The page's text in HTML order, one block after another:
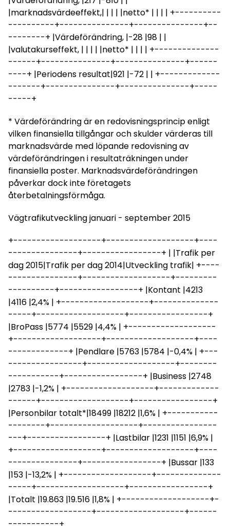
|marknadsvärdeeffekt,| | | | |netto* | | | | +----------
----------+---------------+---------------+--
--------+ |Värdeförändring, |-28 |98 | |
|valutakurseffekt, | | | | |netto* | | | | +--------------
------+---------------+---------------+------
----+ |Periodens resultat|921 |-72 | | +-------------
-------+---------------+---------------+-----
-----+
* Värdeförändring är en redovisningsprincip enligt
vilken finansiella tillgångar och skulder värderas till
marknadsvärde med löpande redovisning av
värdeförändringen i resultaträkningen under
finansiella poster. Marknadsvärdeförändringen
påverkar dock inte företagets
återbetalningsförmåga.
Vägtrafikutveckling januari - september 2015
+-------------------+-------------------+----
---------------+-----------------+ | |Trafik per
dag 2015|Trafik per dag 2014|Utveckling trafik| +----
---------------+-------------------+---------
----------+-----------------+ |Kontant |4213
|4116 |2,4% | +-------------------+--------------
-----+-------------------+-----------------+
|BroPass |5774 |5529 |4,4% | +-------------------
+-------------------+-------------------+----
-------------+ |Pendlare |5763 |5784 |-0,4% | +---
----------------+-------------------+--------
-----------+-----------------+ |Business |2748
|2783 |-1,2% | +-------------------+-------------
------+-------------------+-----------------+
|Personbilar totalt*|18499 |18212 |1,6% | +-----------
--------+-------------------+----------------
---+-----------------+ |Lastbilar |1231 |1151 |6,9% |
+-------------------+-------------------+----
---------------+-----------------+ |Bussar |133
|153 |-13,2% | +-------------------+--------------
-----+-------------------+-----------------+
|Totalt |19.863 |19.516 |1,8% | +-------------------+-
------------------+-------------------+------
-----------+